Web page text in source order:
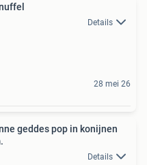
Details
28 mei 26
geddes pop in konijnen
Details